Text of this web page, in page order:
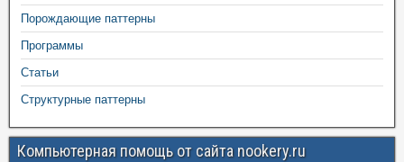
Порождающие паттерны
Программы
Статьи
Структурные паттерны
Компьютерная помощь от сайта nookery.ru